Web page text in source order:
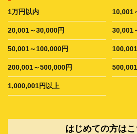
1万円以内 10,001
20,001～30,000円 30,001
50,001～100,000円
200,001～500,000円
1,000,001円以上
はじめての方はこ